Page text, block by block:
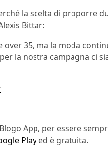
la scelta di proporre
Bittar:
over 35, ma la moda
la nostra campagna ci
App, per essere
Play ed è gratuita.